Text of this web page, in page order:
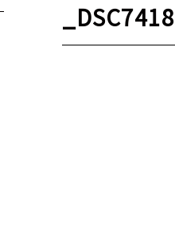
_DSC7418